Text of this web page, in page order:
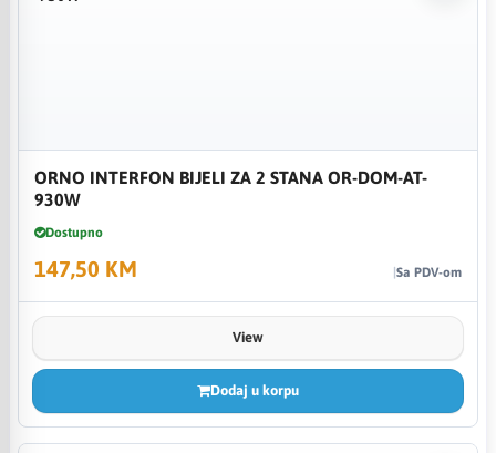
ORNO INTERFON BIJELI ZA 2 STANA OR-DOM-AT-
930W
Dostupno
147,50 KM Sa PDV-om
View
Dodaj u korpu